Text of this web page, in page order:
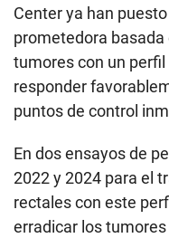
Center ya han
prometedora basada
tumores con un
responder
puntos de control
En dos ensayos de
2022 y 2024 para el
rectales con este
erradicar los